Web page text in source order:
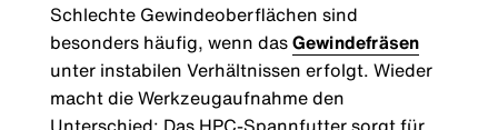
Schlechte Gewindeoberflächen sind
besonders häufig, wenn dasGewindefräsen
unter instabilen Verhältnissen erfolgt. Wieder
macht die Werkzeugaufnahme den